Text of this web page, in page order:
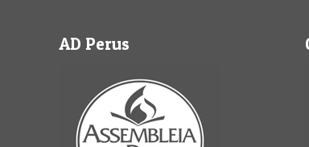
AD Perus